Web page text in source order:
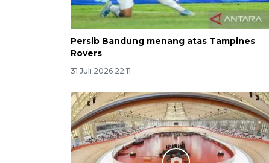
Persib Bandung menang atas Tampines
Rovers
31 Juli 2026 22:11